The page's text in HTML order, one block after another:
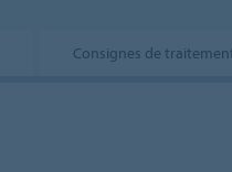
Consignes de